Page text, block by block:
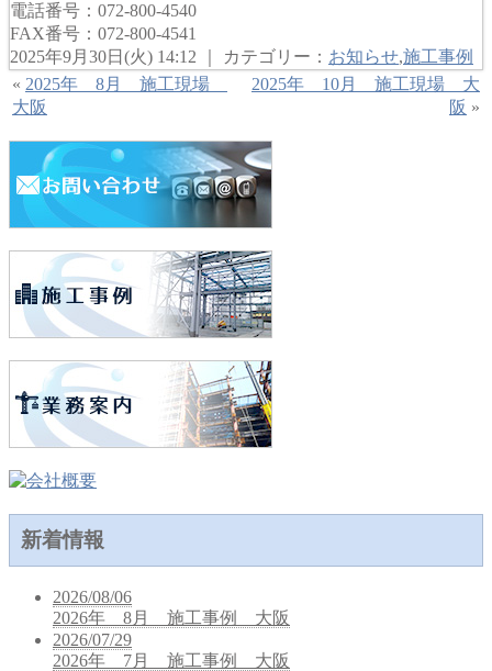
電話番号：072-800-4540
FAX番号：072-800-4541
2025年9月30日(火) 14:12 ｜ カテゴリー： お知らせ,施工事例
« 2025年 8月 施工現場
大阪
2025年 10月 施工現場 大
阪 »
新着情報
2026/08/06
2026年 8月 施工事例 大阪
2026/07/29
2026年 7月 施工事例 大阪